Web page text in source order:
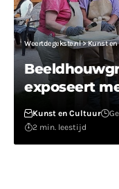
Weertdegekste.nl>Kunst en
exposeert
Kunst en Cultuur
2 min. leestijd